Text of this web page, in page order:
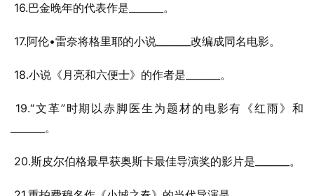
16.巴金晚年的代表作是_______。
17.阿伦•雷奈将格里耶的小说_______改编成同名电影。
18.小说《月亮和六便士》的作者是_______。
_______。
20.斯皮尔伯格最早获奥斯卡最佳导演奖的影片是_______。